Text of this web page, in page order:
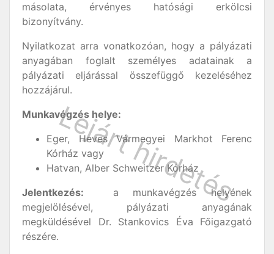
másolata, érvényes hatósági erkölcsi
bizonyítvány.
Nyilatkozat arra vonatkozóan, hogy a pályázati
anyagában foglalt személyes adatainak a
pályázati eljárással összefüggő kezeléséhez
hozzájárul.
Munkavégzés helye:
Eger, Heves Vármegyei Markhot Ferenc
Kórház vagy
Hatvan, Alber Schweitzer Kórház
Jelentkezés: a munkavégzés helyének
megjelölésével, pályázati anyagának
megküldésével Dr. Stankovics Éva Főigazgató
részére.